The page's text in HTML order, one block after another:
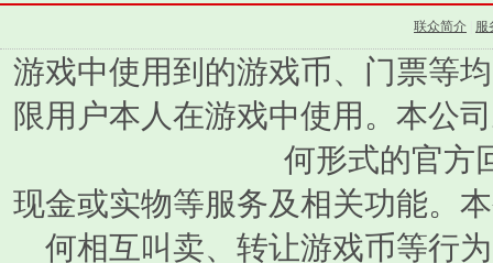
联众简介 服
游戏中使用到的游戏币、门票等
限用户本人在游戏中使用。本公
何形式的官方
现金或实物等服务及相关功能。
何相互叫卖、转让游戏币等行